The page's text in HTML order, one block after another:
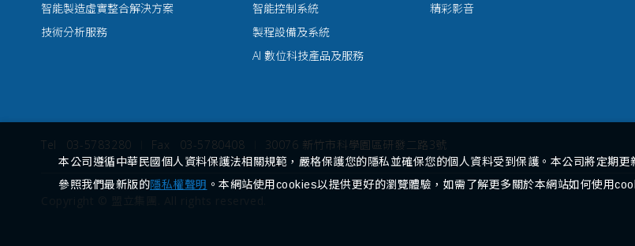
智能製造虛實整合解決方案
技術分析服務
智能控制系統
製程設備及系統
AI 數位科技產品及服務
精彩影音
Tel 03-5783280 Fax 03-5780408 30076 新竹市科學園區研發二路3號
本公司遵循中華民國個人資料保護法相關規範，嚴格保護您的隱私並確保您的個人資料受到保護。本公司將定期
參照我們最新版的隱私權聲明 。本網站使用cookies以提供更好的瀏覽體驗，如需了解更多關於本網站如何使用